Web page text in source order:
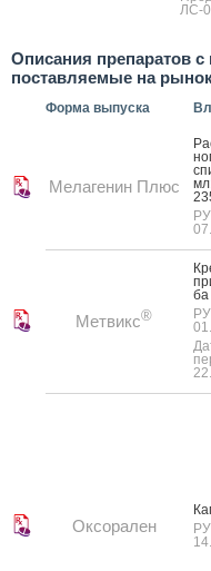
ЛС-
Описания препаратов
поставляемые на
Форма выпуска
Мелагенин Плюс
Метвикс®
ба
Оксорален